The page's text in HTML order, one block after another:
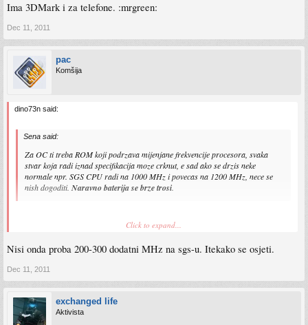
Ima 3DMark i za telefone. :mrgreen:
Dec 11, 2011
pac
Komšija
dino73n said:
Sena said:
Za OC ti treba ROM koji podrzava mijenjane frekvencije procesora, svaka
stvar koja radi iznad specifikacija moze crknut, e sad ako se drzis neke
normale npr. SGS CPU radi na 1000 MHz i povecas na 1200 MHz, nece se
nish dogoditi. Naravno baterija se brze trosi.
I ne osjetis nikakav napedak po pitanju performansi
Ja svoju N900 klokao na sa 600 na 900 mhz i slabo da sam sta primjetio.
Click to expand...
Nisi onda proba 200-300 dodatni MHz na sgs-u. Itekako se osjeti.
Dec 11, 2011
exchanged life
Aktivista